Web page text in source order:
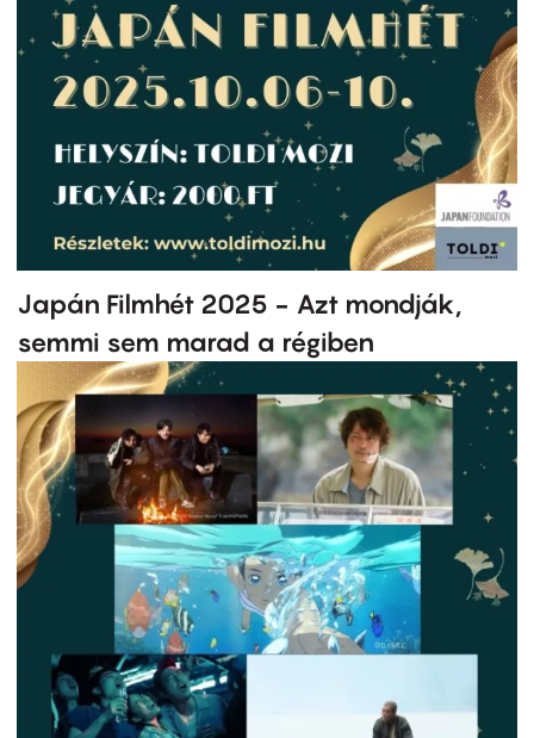
Japán Filmhét 2025 - Azt mondják,
semmi sem marad a régiben